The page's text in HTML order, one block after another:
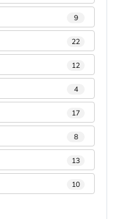
9
22
12
4
17
8
13
10